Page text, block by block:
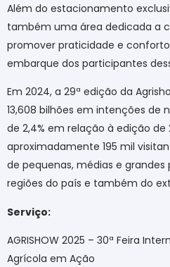
Além do estacionamento
também uma área dedicada a
promover praticidade e
embarque dos participantes
Em 2024, a 29ª edição da
13,608 bilhões em intenções de
de 2,4% em relação à edição de
aproximadamente 195 mil
de pequenas, médias e grandes
regiões do país e também do
Serviço:
AGRISHOW 2025 – 30ª Feira
Agrícola em Ação